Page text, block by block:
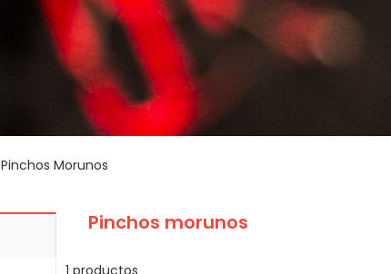
Pinchos Morunos
Pinchos morunos
1 productos